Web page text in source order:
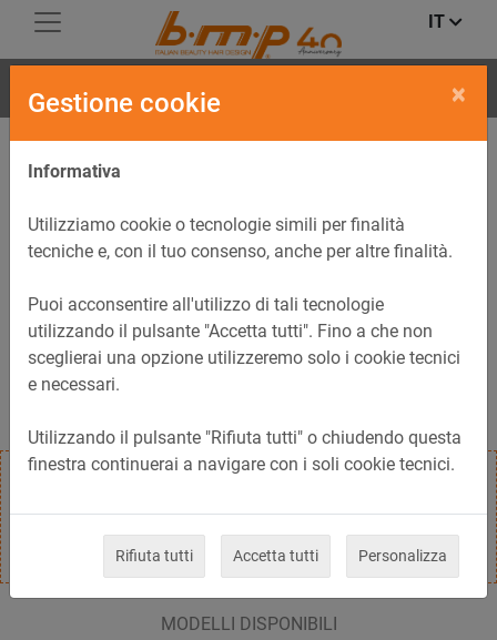
IT
estraibili.
MODELLI DISPONIBILI
Gestione cookie ×
Informativa
Utilizziamo cookie o tecnologie simili per finalità
tecniche e, con il tuo consenso, anche per altre finalità.
Puoi acconsentire all'utilizzo di tali tecnologie
utilizzando il pulsante "Accetta tutti". Fino a che non
sceglierai una opzione utilizzeremo solo i cookie tecnici
e necessari.
Utilizzando il pulsante "Rifiuta tutti" o chiudendo questa
finestra continuerai a navigare con i soli cookie tecnici.
Rifiuta tutti Accetta tutti Personalizza